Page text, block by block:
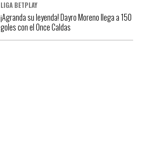
LIGA BETPLAY
¡Agranda su leyenda! Dayro Moreno llega a 150
goles con el Once Caldas